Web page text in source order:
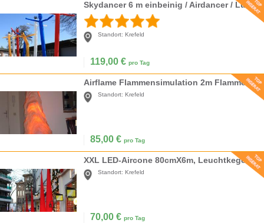
Skydancer 6 m einbeinig / Airdancer / Luftdancer
Standort: Krefeld
119,00 € pro Tag
Airflame Flammensimulation 2m Flammeneffekt Luftflamme Hochzeit Deko Flammenlicht Flammengebläse
Standort: Krefeld
85,00 € pro Tag
XXL LED-Aircone 80cmX6m, Leuchtkegel, Aircones, Lichtkegel, Lichtobjekt
Standort: Krefeld
70,00 € pro Tag